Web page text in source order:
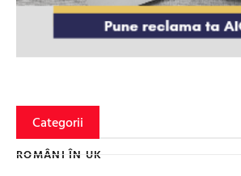
Categorii
ROMÂNI ÎN UK